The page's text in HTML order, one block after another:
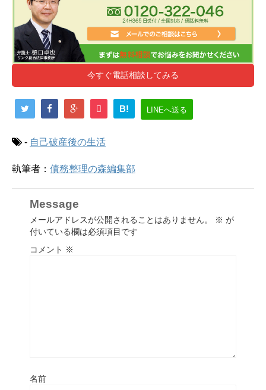
今すぐ電話相談してみる
B! LINEへ送る
- 自己破産後の生活
執筆者： 債務整理の森編集部
Message
メールアドレスが公開されることはありません。 ※ が
付いている欄は必須項目です
コメント ※
名前